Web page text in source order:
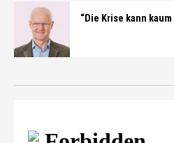
“Die Krise kann